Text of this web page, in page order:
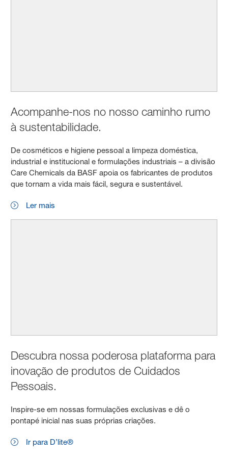
Acompanhe-nos no nosso caminho rumo
à sustentabilidade.
De cosméticos e higiene pessoal a limpeza doméstica,
industrial e institucional e formulações industriais – a divisão
Care Chemicals da BASF apoia os fabricantes de produtos
que tornam a vida mais fácil, segura e sustentável.
Ler mais
Descubra nossa poderosa plataforma para
inovação de produtos de Cuidados
Pessoais.
Inspire-se em nossas formulações exclusivas e dê o
pontapé inicial nas suas próprias criações.
Ir para D’lite®